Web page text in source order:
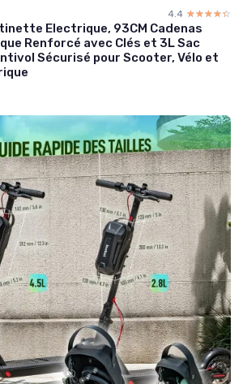
4.4 ☆☆☆☆☆
★★★★★
Electrique, 93CM Cadenas
Renforcé avec Clés et 3L Sac
Sécurisé pour Scooter, Vélo et